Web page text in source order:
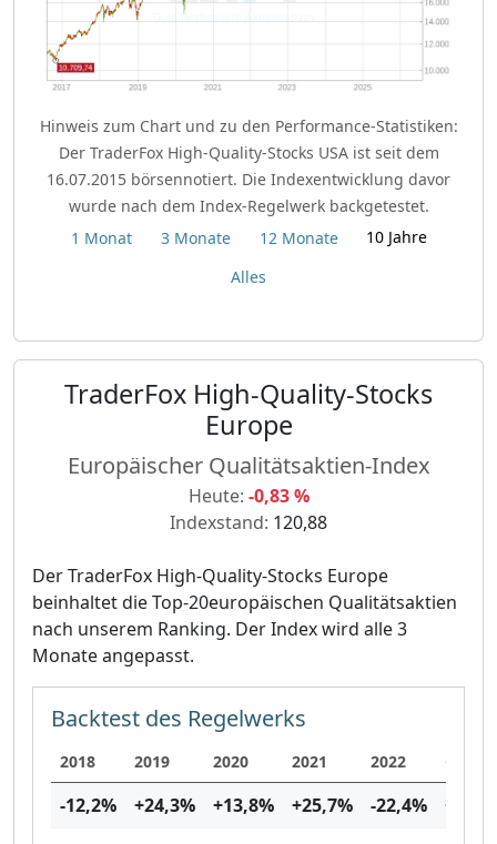
Hinweis zum Chart und zu den Performance-Statistiken:
Der TraderFox High-Quality-Stocks USA ist seit dem
16.07.2015 börsennotiert. Die Indexentwicklung davor
wurde nach dem Index-Regelwerk backgetestet.
1 Monat
3 Monate 12 Monate
10 Jahre
Alles
TraderFox High-Quality-Stocks
Europe
Europäischer Qualitätsaktien-Index
Heute: -0,83 %
Indexstand: 120,88
Der TraderFox High-Quality-Stocks Europe
beinhaltet die Top-20europäischen Qualitätsaktien
nach unserem Ranking. Der Index wird alle 3
Monate angepasst.
Backtest des Regelwerks
2018 2019 2020 2021 2022
-12,2% +24,3% +13,8% +25,7% -22,4% +20,6